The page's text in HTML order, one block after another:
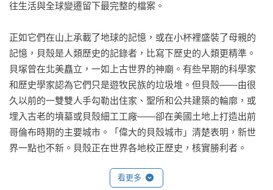
往生活與全球變遷留下最完整的檔案。
正如它們在山上承載了地球的記憶，或在小杯裡盛裝了母親的
記憶，貝殼是人類歷史的記錄者，比寫下歷史的人類更精準。
貝塚曾在北美矗立，一如上古世界的神廟。有些早期的科學家
和歷史學家認為它們只是遊牧民族的垃圾堆。但貝殼——由很
久以前的一雙雙人手勾勒出住家、聖所和公共建築的輪廓，或
埋入古老的墳墓或貝殼細工工廠——卻在美國土地上打造出前
哥倫布時期的主要城市。「偉大的貝殼城市」清楚表明，新世
界一點也不新。貝殼正在世界各地校正歷史，核實勝利者。
本書由知名環境作家辛西亞．巴內特結合文化史與科學研究，
看更多